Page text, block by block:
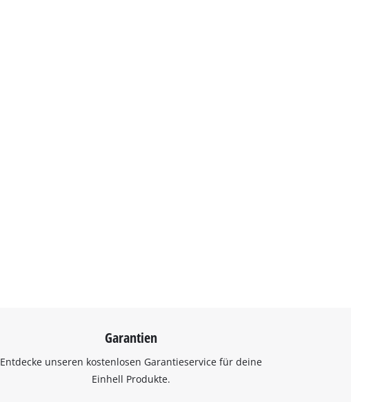
Garantien
Entdecke unseren kostenlosen Garantieservice für deine
Einhell Produkte.